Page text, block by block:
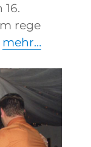
rege
mehr…